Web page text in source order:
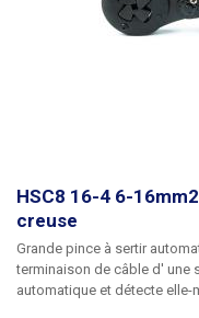
HSC8 16-4 6-
creuse
Grande pince à sertir
terminaison de câble d' une
automatique et détecte elle-